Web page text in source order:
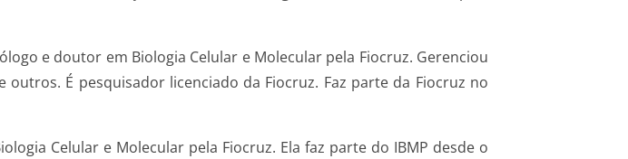
e doutor em Biologia Celular e Molecular pela Fiocruz. Gerenciou
É pesquisador licenciado da Fiocruz. Faz parte da Fiocruz no
Celular e Molecular pela Fiocruz. Ela faz parte do IBMP desde o